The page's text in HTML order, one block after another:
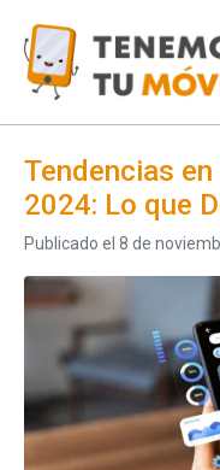
Tendencias
2024: Lo que
Publicado el 8 de